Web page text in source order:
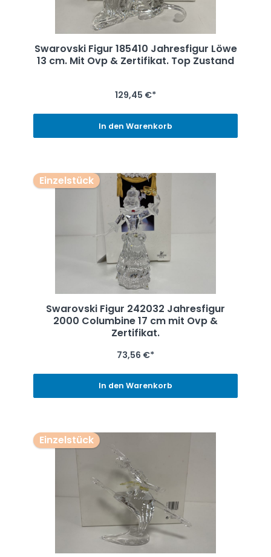
Swarovski Figur 185410 Jahresfigur Löwe
13 cm. Mit Ovp & Zertifikat. Top Zustand
129,45 €*
In den Warenkorb
Einzelstück
Swarovski Figur 242032 Jahresfigur
2000 Columbine 17 cm mit Ovp &
Zertifikat.
73,56 €*
In den Warenkorb
Einzelstück